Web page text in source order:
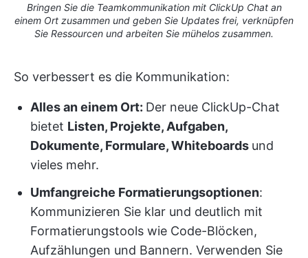
Bringen Sie die Teamkommunikation mit ClickUp Chat an
einem Ort zusammen und geben Sie Updates frei, verknüpfen
Sie Ressourcen und arbeiten Sie mühelos zusammen.
So verbessert es die Kommunikation:
Alles an einem Ort: Der neue ClickUp-Chat
bietet Listen, Projekte, Aufgaben,
Dokumente, Formulare, Whiteboards und
vieles mehr.
Umfangreiche Formatierungsoptionen:
Kommunizieren Sie klar und deutlich mit
Formatierungstools wie Code-Blöcken,
Aufzählungen und Bannern. Verwenden Sie